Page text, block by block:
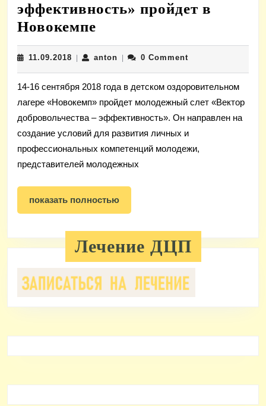
эффективность» пройдет в
Новокемпе
слет
«Вектор
добровольчества
–
эффективность»
пройдет
в
Новокемпе
11.09.2018 11.09.2018
antonanton 0 Comment
14-16 сентября 2018 года в детском оздоровительном
лагере «Новокемп» пройдет молодежный слет «Вектор
добровольчества – эффективность». Он направлен на
создание условий для развития личных и
профессиональных компетенций молодежи,
представителей молодежных
показать полностьюпоказать
полностью
Лечение ДЦП